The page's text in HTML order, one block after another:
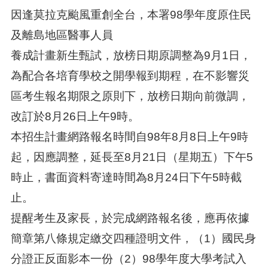
因逢莫拉克颱風重創全台，本署98學年度原住民
及離島地區醫事人員
養成計畫新生甄試，放榜日期原調整為9月1日，
為配合各培育學校之開學報到期程，在不影響災
區考生報名期限之原則下，放榜日期向前微調，
改訂於8月26日上午9時。
本招生計畫網路報名時間自98年8月8日上午9時
起，因應調整，延長至8月21日（星期五）下午5
時止，書面資料寄達時間為8月24日下午5時截
止。
提醒考生及家長，於完成網路報名後，應再依據
簡章第八條規定繳交四種證明文件，（1）國民身
分證正反面影本一份（2）98學年度大學考試入